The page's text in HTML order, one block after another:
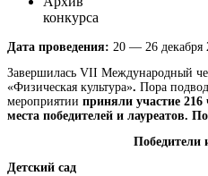
конкурса
Дата проведения: 20 — 26 декабря
Завершилась VII Международный
«Физическая культура». Пора
мероприятии приняли участие
места победителей и лауреатов.
Победители
Детский сад